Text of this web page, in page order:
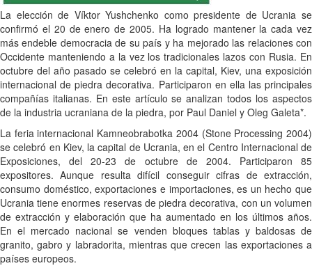
La elección de Víktor Yushchenko como presidente de Ucrania se
confirmó el 20 de enero de 2005. Ha logrado mantener la cada vez
más endeble democracia de su país y ha mejorado las relaciones con
Occidente manteniendo a la vez los tradicionales lazos con Rusia. En
octubre del año pasado se celebró en la capital, Kiev, una exposición
internacional de piedra decorativa. Participaron en ella las principales
compañías italianas. En este artículo se analizan todos los aspectos
de la industria ucraniana de la piedra, por Paul Daniel y Oleg Galeta*.
La feria internacional Kamneobrabotka 2004 (Stone Processing 2004)
se celebró en Kiev, la capital de Ucrania, en el Centro Internacional de
Exposiciones, del 20-23 de octubre de 2004. Participaron 85
expositores. Aunque resulta difícil conseguir cifras de extracción,
consumo doméstico, exportaciones e importaciones, es un hecho que
Ucrania tiene enormes reservas de piedra decorativa, con un volumen
de extracción y elaboración que ha aumentado en los últimos años.
En el mercado nacional se venden bloques tablas y baldosas de
granito, gabro y labradorita, mientras que crecen las exportaciones a
países europeos.